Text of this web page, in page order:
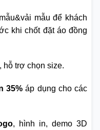
mẫu để khách
khi chốt đặt áo đồng
, hỗ trợ chọn size.
35% áp dụng cho các
, hình in, demo 3D